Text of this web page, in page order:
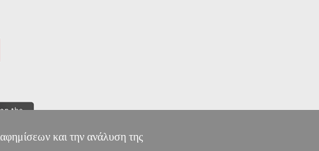
και την ανάλυση της